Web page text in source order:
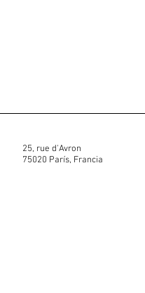
25, rue d'Avron
75020 París, Francia